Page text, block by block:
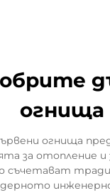
огнища
огнища
за отопление и
съчетават